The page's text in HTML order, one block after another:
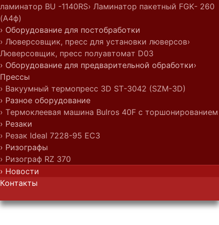
ламинатор BU -1140RS› Ламинатор пакетный FGK- 260
(А4ф)
› Оборудование для постобработки
› Люверсовщик, пресс для установки люверсов›
Люверсовщик, пресс полуавтомат D03
› Оборудование для предварительной обработки›
Прессы
› Вакуумный термопресс 3D ST-3042 (SZM-3D)
› Разное оборудование
› Термоклеевая машина Bulros 40F с торшонированием
› Резаки
› Резак Ideal 7228-95 EC3
› Ризографы
› Ризограф RZ 370
› Новости
Контакты